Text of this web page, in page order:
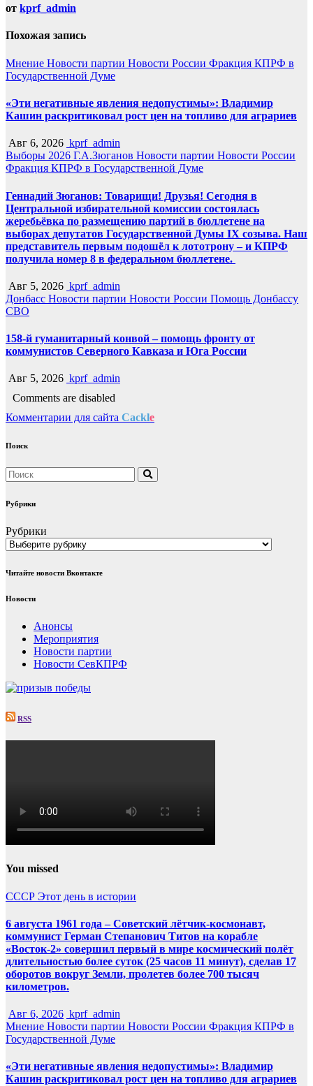
от kprf_admin
Похожая запись
Мнение Новости партии Новости России Фракция КПРФ в
Государственной Думе
«Эти негативные явления недопустимы»: Владимир
Кашин раскритиковал рост цен на топливо для аграриев
Авг 6, 2026 kprf_admin
Выборы 2026 Г.А.Зюганов Новости партии Новости России
Фракция КПРФ в Государственной Думе
Геннадий Зюганов: Товарищи! Друзья! Сегодня в
Центральной избирательной комиссии состоялась
жеребьёвка по размещению партий в бюллетене на
выборах депутатов Государственной Думы IX созыва. Наш
представитель первым подошёл к лототрону – и КПРФ
получила номер 8 в федеральном бюллетене.
Авг 5, 2026 kprf_admin
Донбасс Новости партии Новости России Помощь Донбассу
СВО
158-й гуманитарный конвой – помощь фронту от
коммунистов Северного Кавказа и Юга России
Авг 5, 2026 kprf_admin
Comments are disabled
Комментарии для сайта Cackle
Поиск
Рубрики
Рубрики
Читайте новости Вконтакте
Новости
Анонсы
Мероприятия
Новости партии
Новости СевКПРФ
RSS
You missed
СССР Этот день в истории
6 августа 1961 года – Советский лётчик-космонавт,
коммунист Герман Степанович Титов на корабле
«Восток-2» совершил первый в мире космический полёт
длительностью более суток (25 часов 11 минут), сделав 17
оборотов вокруг Земли, пролетев более 700 тысяч
километров.
Авг 6, 2026 kprf_admin
Мнение Новости партии Новости России Фракция КПРФ в
Государственной Думе
«Эти негативные явления недопустимы»: Владимир
Кашин раскритиковал рост цен на топливо для аграриев